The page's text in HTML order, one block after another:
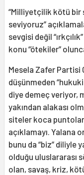
“Milliyetçilik kötü bir
seviyoruz”
sevgisi değil
konu “ötekiler”
Mesela Zafer Partisi
düşünmeden
diye demeç
yakından alakası
siteler koca
açıklamayı. Yalana
bunu da “biz” diliyle
olduğu uluslararası
olan, savaş, kriz,